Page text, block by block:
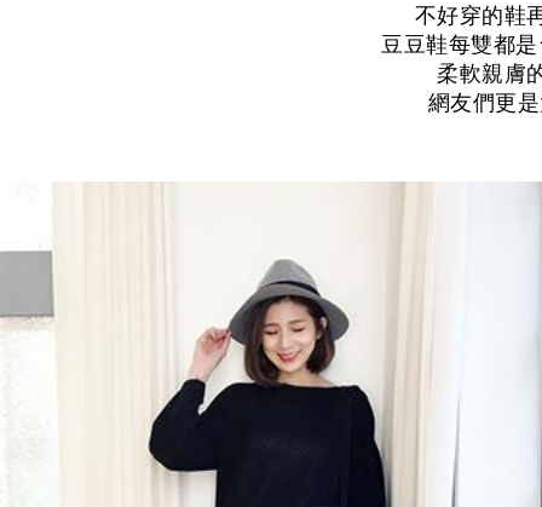
不好穿的鞋
豆豆鞋每雙都
柔軟親膚
網友們更